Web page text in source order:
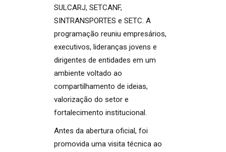
SULCARJ, SETCANF,
SINTRANSPORTES e SETC. A
programação reuniu empresários,
executivos, lideranças jovens e
dirigentes de entidades em um
ambiente voltado ao
compartilhamento de ideias,
valorização do setor e
fortalecimento institucional.
Antes da abertura oficial, foi
promovida uma visita técnica ao